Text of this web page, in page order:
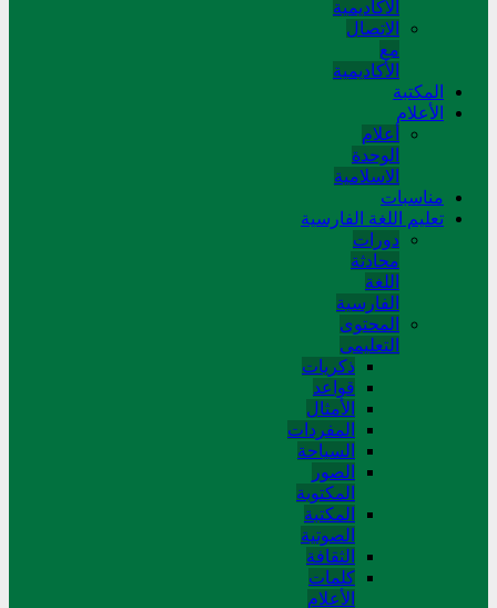
الأكاديمية
الاتصال
مع
الأكاديمية
المکتبة
الأعلام
أعلام
الوحدة
الاسلامية
مناسبات
تعلیم اللغة الفارسیة
دورات
محادثة
اللغة
الفارسیة
المحتوی
التعلیمی
ذکریات
قواعد
الأمثال
المفردات
السیاحة
الصور
المکتوبة
المکتبة
الصوتیة
الثقافة
کلمات
الأعلام